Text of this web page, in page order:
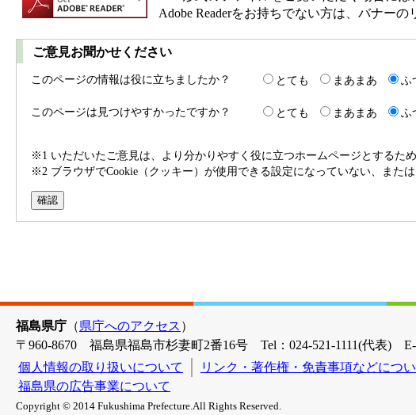
Adobe Readerをお持ちでない方は、バナー
ご意見お聞かせください
このページの情報は役に立ちましたか？ とても まあまあ ふ
このページは見つけやすかったですか？
とても まあまあ ふ
※1 いただいたご意見は、より分かりやすく役に立つホームページとするた
※2 ブラウザでCookie（クッキー）が使用できる設定になっていない、また
福島県庁 （県庁へのアクセス ）
〒960-8670 福島県福島市杉妻町2番16号 Tel：024-521-1111(代表) E-
個人情報の取り扱いについて
リンク・著作権・免責事項などにつ
福島県の広告事業について
Copyright © 2014 Fukushima Prefecture.All Rights Reserved.